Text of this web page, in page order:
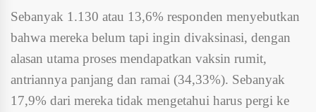
Sebanyak 1.130 atau 13,6% responden menyebutkan
bahwa mereka belum tapi ingin divaksinasi, dengan
alasan utama proses mendapatkan vaksin rumit,
antriannya panjang dan ramai (34,33%). Sebanyak
17,9% dari mereka tidak mengetahui harus pergi ke